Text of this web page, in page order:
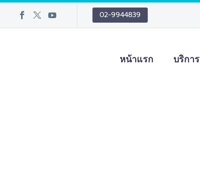
02-9944839
หน้าแรก บริการ